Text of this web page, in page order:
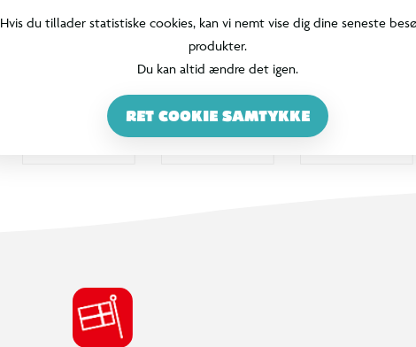
Hvis du tillader statistiske cookies, kan vi nemt vise dig dine seneste
produkter.
Du kan altid ændre det igen.
RET COOKIE SAMTYKKE